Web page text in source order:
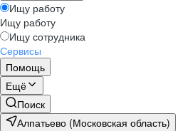
Ищу работу
Ищу работу
Ищу сотрудника
Сервисы
Помощь
Ещё
Поиск
Алпатьево (Московская область)